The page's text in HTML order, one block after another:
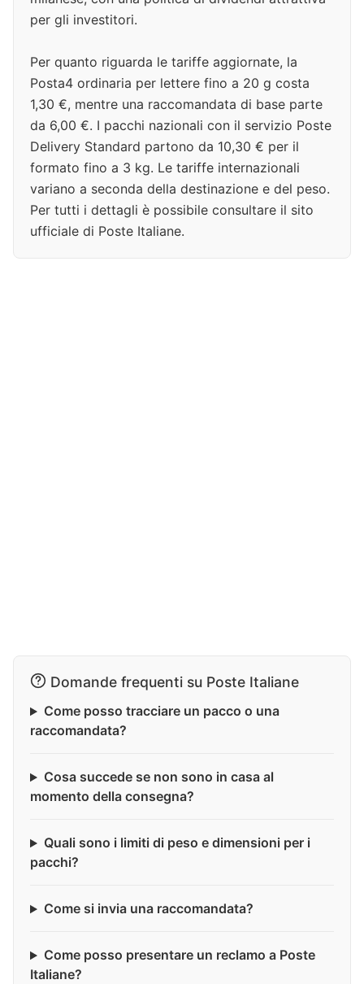
per gli investitori.
Per quanto riguarda le tariffe aggiornate, la
Posta4 ordinaria per lettere fino a 20 g costa
1,30 €, mentre una raccomandata di base parte
da 6,00 €. I pacchi nazionali con il servizio Poste
Delivery Standard partono da 10,30 € per il
formato fino a 3 kg. Le tariffe internazionali
variano a seconda della destinazione e del peso.
Per tutti i dettagli è possibile consultare il sito
ufficiale di Poste Italiane.
Domande frequenti su Poste Italiane
Come posso tracciare un pacco o una
raccomandata?
Cosa succede se non sono in casa al
momento della consegna?
Quali sono i limiti di peso e dimensioni per i
pacchi?
Come si invia una raccomandata?
Come posso presentare un reclamo a Poste
Italiane?